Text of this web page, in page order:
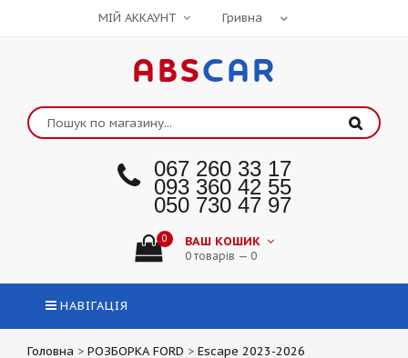
МІЙ АККАУНТ
ABSCAR
067 260 33 17
093 360 42 55
050 730 47 97
0 ВАШ КОШИК
0 товарів — 0
НАВІГАЦІЯ
Головна > РОЗБОРКА FORD > Escape 2023-2026